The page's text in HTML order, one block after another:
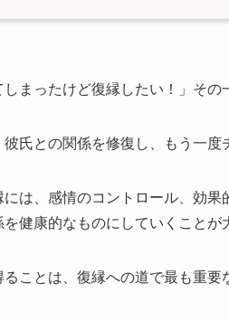
しまったけど復縁したい！」そ
彼氏との関係を修復し、もう一
には、感情のコントロール、効
を健康的なものにしていくことが
ことは、復縁への道で最も重要